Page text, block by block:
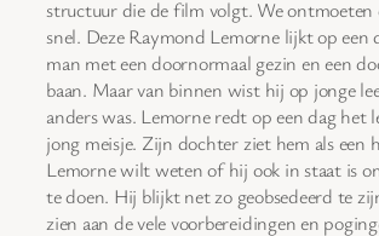
structuur die de film volgt. We ontmoeten
snel. Deze Raymond Lemorne lijkt op een
man met een doornormaal gezin en een
baan. Maar van binnen wist hij op jonge
anders was. Lemorne redt op een dag het
jong meisje. Zijn dochter ziet hem als een
Lemorne wilt weten of hij ook in staat is
te doen. Hij blijkt net zo geobsedeerd te
zien aan de vele voorbereidingen en